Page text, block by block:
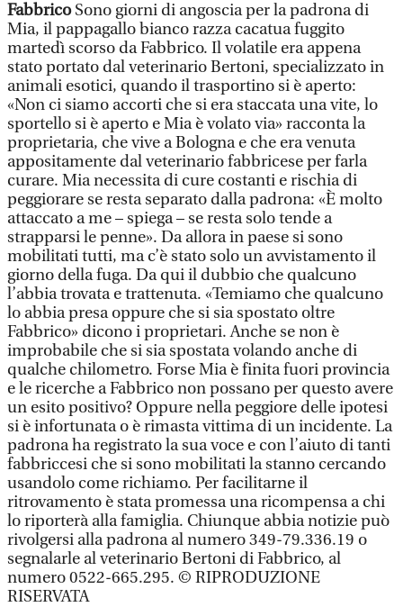
FabbricoSono giorni di angoscia per la padrona di
Mia, il pappagallo bianco razza cacatua fuggito
martedì scorso da Fabbrico. Il volatile era appena
stato portato dal veterinario Bertoni, specializzato in
animali esotici, quando il trasportino si è aperto:
«Non ci siamo accorti che si era staccata una vite, lo
sportello si è aperto e Mia è volato via» racconta la
proprietaria, che vive a Bologna e che era venuta
appositamente dal veterinario fabbricese per farla
curare. Mia necessita di cure costanti e rischia di
peggiorare se resta separato dalla padrona: «È molto
attaccato a me – spiega – se resta solo tende a
strapparsi le penne». Da allora in paese si sono
mobilitati tutti, ma c’è stato solo un avvistamento il
giorno della fuga. Da qui il dubbio che qualcuno
l’abbia trovata e trattenuta. «Temiamo che qualcuno
lo abbia presa oppure che si sia spostato oltre
Fabbrico» dicono i proprietari. Anche se non è
improbabile che si sia spostata volando anche di
qualche chilometro. Forse Mia è finita fuori provincia
e le ricerche a Fabbrico non possano per questo avere
un esito positivo? Oppure nella peggiore delle ipotesi
si è infortunata o è rimasta vittima di un incidente. La
padrona ha registrato la sua voce e con l’aiuto di tanti
fabbriccesi che si sono mobilitati la stanno cercando
usandolo come richiamo. Per facilitarne il
ritrovamento è stata promessa una ricompensa a chi
lo riporterà alla famiglia. Chiunque abbia notizie può
rivolgersi alla padrona al numero 349-79.336.19 o
segnalarle al veterinario Bertoni di Fabbrico, al
numero 0522-665.295. © RIPRODUZIONE
RISERVATA